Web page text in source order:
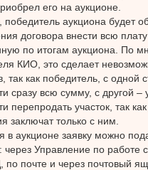
его на аукционе.
победитель аукциона будет
договора внести всю
по итогам аукциона. По
КИО, это сделает
так как победитель, с одной
сразу всю сумму, с другой –
перепродать участок, так
заключат только с ним.
в аукционе заявку можно
Управление по работе
почте и через почтовый